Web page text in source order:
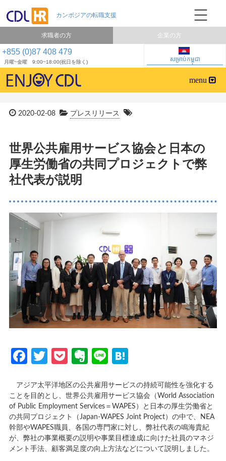
+855 (0)87 408 479
月曜~金曜 9:00~18:00(祝日を除く) សម្រាប់កម្ពុជា
求職者の方 企業の方
2020-02-08 プレスリリース
世界公共雇用サービス協会と日本の
厚生労働省の共同プロジェクトで弊
社代表が説明
Facebook
Twitter
PocketEvernote
Line
アジア太平洋地区の公共雇用サービスの持続可能性を強化する
ことを目的とし、世界公共雇用サービス協会（World Association
of Public Employment Services＝WAPES）と日本の厚生労働省と
の共同プロジェクト（Japan-WAPES Joint Project）の中で、NEA
幹部やWAPES職員、各国の専門家に対し、弊社代表の鳴海貴紀
が、弊社の事業概要の説明や事業目標達成に向けた社員のマネジ
メント手法、顧客満足度の向上方法などについて説明しました。